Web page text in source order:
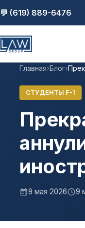
💬 (619) 889-6476
Главная›Блог›
СТУДЕНТЫ F-1
9 мая 2026 9